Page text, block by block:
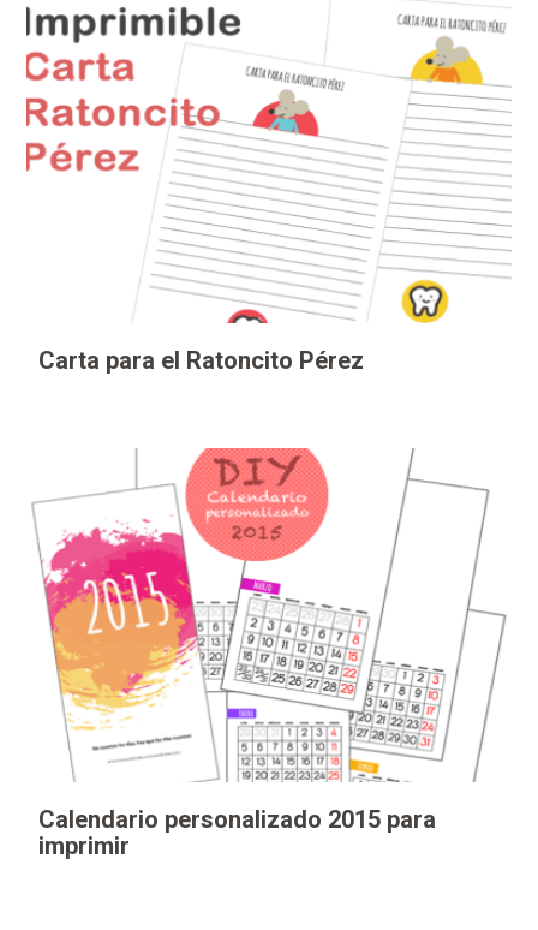
Carta para el Ratoncito Pérez
Calendario personalizado 2015 para
imprimir